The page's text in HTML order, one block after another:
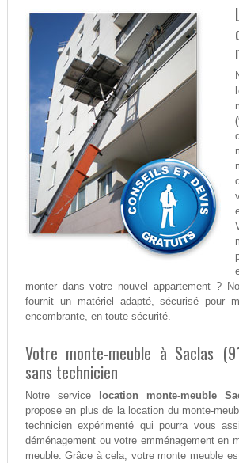
monter dans votre nouvel appartement ?
fournit un matériel adapté, sécurisé pour
encombrante, en toute sécurité.
Votre monte-meuble à Saclas
sans technicien
Notre service location monte-meuble
propose en plus de la location du monte-
technicien expérimenté qui pourra vous
déménagement ou votre emménagement en
meuble. Grâce à cela, votre monte meuble